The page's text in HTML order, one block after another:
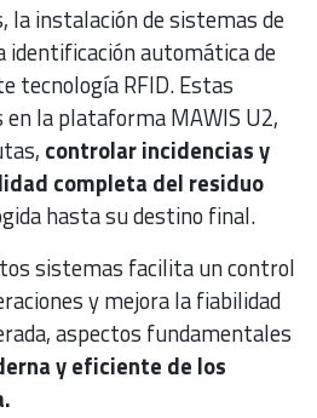
la instalación de sistemas de
identificación automática de
tecnología RFID. Estas
la plataforma MAWIS U2,
controlar incidencias y
completa del residuo
hasta su destino final.
sistemas facilita un control
y mejora la fiabilidad
aspectos fundamentales
y eficiente de los